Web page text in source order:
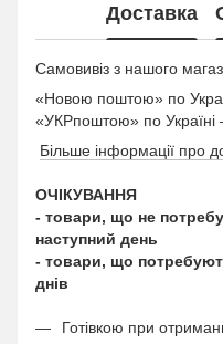
Доставка
Самовивіз з нашого
«Новою поштою» по
«УКРпоштою» по Україні
Більше інформації про
ОЧІКУВАННЯ
- товари, що не
наступний день
- товари, що
днів
Готівкою при